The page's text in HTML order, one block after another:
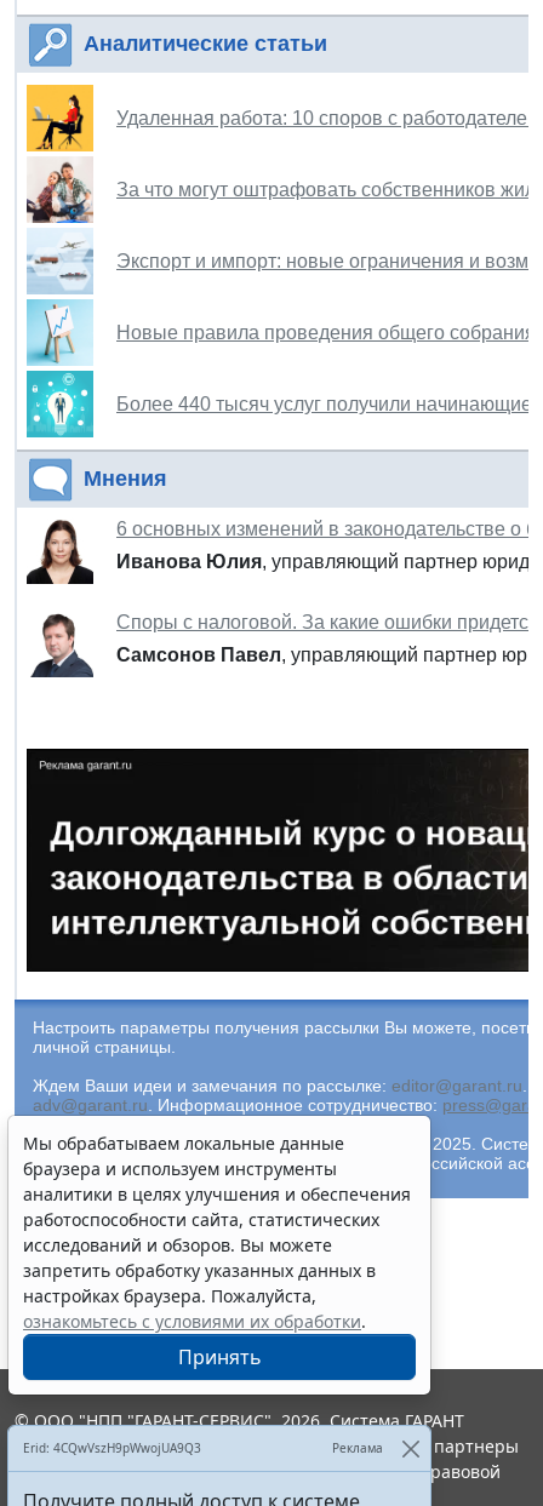
Аналитические статьи
Удаленная работа: 10 споров с работодателем
За что могут оштрафовать собственников
Экспорт и импорт: новые ограничения и
Новые правила проведения общего
Более 440 тысяч услуг получили
Мнения
6 основных изменений в законодательстве о
Иванова Юлия, управляющий партнер
Споры с налоговой. За какие ошибки придется
Самсонов Павел, управляющий партнер
Настроить параметры получения рассылки Вы можете,
личной страницы.
Ждем Ваши идеи и замечания по рассылке: editor@garant.ru
adv@garant.ru
Информационное сотрудничество:
© ООО "НПП "ГАРАНТ-СЕРВИС-УНИВЕРСИТЕТ", 2025. Система
"Гарант" и ее партнеры являются участниками Российской
Мы обрабатываем локальные данные
браузера и используем инструменты
аналитики в целях улучшения и обеспечения
работоспособности сайта, статистических
исследований и обзоров. Вы можете
запретить обработку указанных данных в
настройках браузера. Пожалуйста,
ознакомьтесь с условиями их обработки.
Принять
Erid: 4CQwVszH9pWwojUA9Q3 Реклама
© ООО "НПП "ГАРАНТ-СЕРВИС", 2026. Система ГАРАНТ
выпускается с 1990 года. Компания "Гарант" и ее партнеры
являются участниками Российской ассоциации правовой
информации ГАРАНТ.